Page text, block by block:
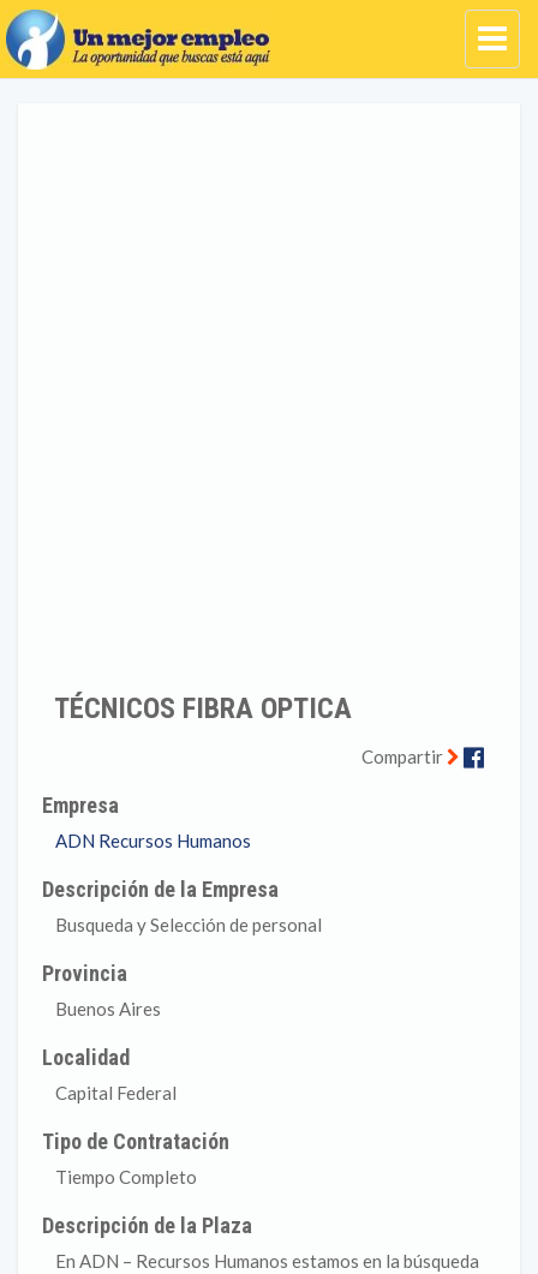
TÉCNICOS FIBRA OPTICA
Compartir
Empresa
ADN Recursos Humanos
Descripción de la Empresa
Busqueda y Selección de personal
Provincia
Buenos Aires
Localidad
Capital Federal
Tipo de Contratación
Tiempo Completo
Descripción de la Plaza
En ADN – Recursos Humanos estamos en la búsqueda